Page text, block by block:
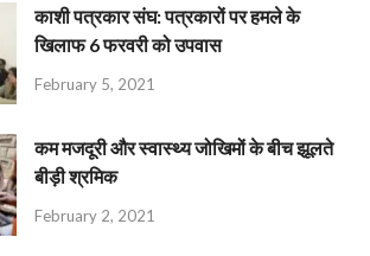
काशी पत्रकार संघ: पत्रकारों पर हमले के
खिलाफ 6 फरवरी को उपवास
February 5, 2021
कम मजदूरी और स्वास्थ्य जोखिमों के बीच झूलते
बीड़ी श्रमिक
February 2, 2021